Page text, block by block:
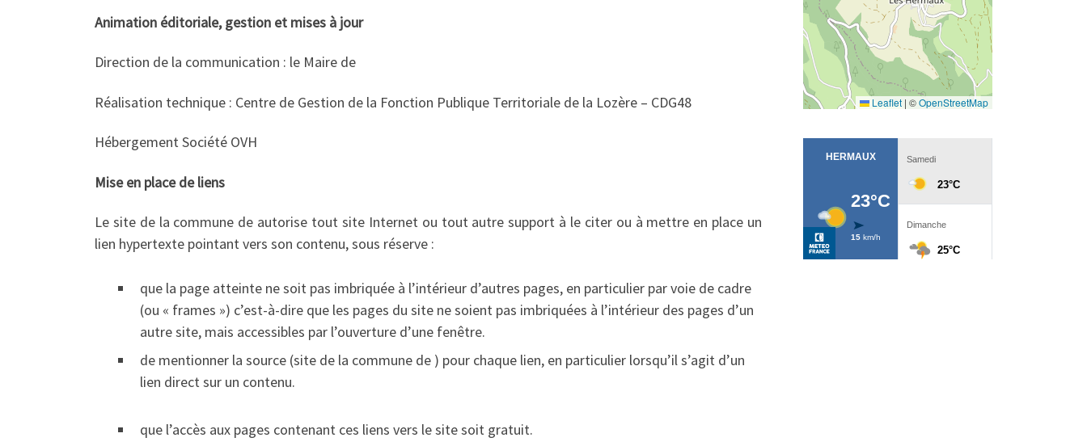
Animation éditoriale, gestion et mises à jour
Direction de la communication : le Maire de
Réalisation technique : Centre de Gestion de la Fonction Publique Territoriale de la Lozère – CDG48
Hébergement Société OVH
Mise en place de liens
Le site de la commune de autorise tout site Internet ou tout autre support à le citer ou à mettre en place un
lien hypertexte pointant vers son contenu, sous réserve :
que la page atteinte ne soit pas imbriquée à l’intérieur d’autres pages, en particulier par voie de cadre
(ou « frames ») c’est-à-dire que les pages du site ne soient pas imbriquées à l’intérieur des pages d’un
autre site, mais accessibles par l’ouverture d’une fenêtre.
de mentionner la source (site de la commune de ) pour chaque lien, en particulier lorsqu’il s’agit d’un
lien direct sur un contenu.
que l’accès aux pages contenant ces liens vers le site soit gratuit.
Leaflet | ©OpenStreetMap